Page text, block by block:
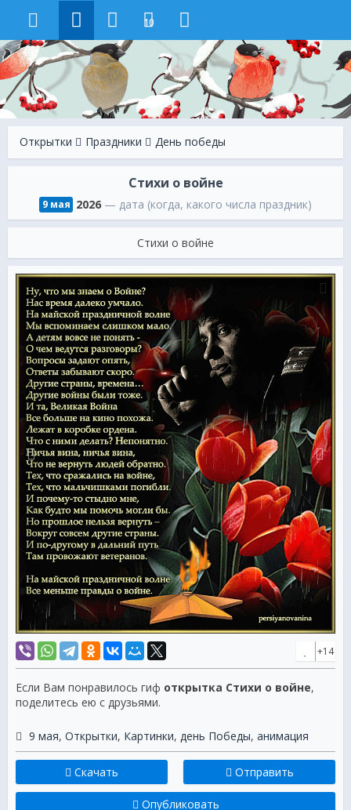
10
Открытки Праздники День победы
Стихи о войне
9 мая 2026 — дата (когда, какого числа праздник)
Стихи о войне
+14
Если Вам понравилось гиф открытка Стихи о войне,
поделитесь ею с друзьями.
9 мая, Открытки, Картинки, день Победы, анимация
Скачать Отправить
Опубликовать